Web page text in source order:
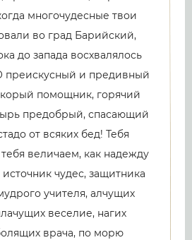
многочудесные твои
во град Барийский,
до запада восхвалялось
преискусный и предивный
помощник, горячий
предобрый, спасающий
от всяких бед! Тебя
величаем, как надежду
источник чудес, защитника
учителя, алчущих
веселие, нагих
врача, по морю